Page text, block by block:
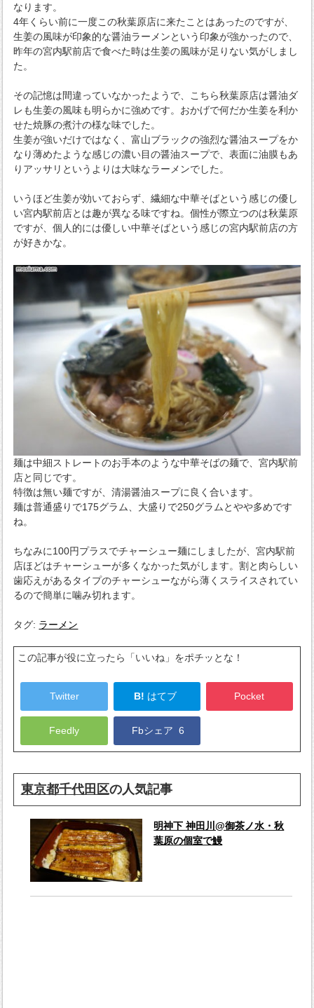
なります。
4年くらい前に一度この秋葉原店に来たことはあったのですが、
生姜の風味が印象的な醤油ラーメンという印象が強かったので、
昨年の宮内駅前店で食べた時は生姜の風味が足りない気がしまし
た。
その記憶は間違っていなかったようで、こちら秋葉原店は醤油ダ
レも生姜の風味も明らかに強めです。おかげで何だか生姜を利か
せた焼豚の煮汁の様な味でした。
生姜が強いだけではなく、富山ブラックの強烈な醤油スープをか
なり薄めたような感じの濃い目の醤油スープで、表面に油膜もあ
りアッサリというよりは大味なラーメンでした。
いうほど生姜が効いておらず、繊細な中華そばという感じの優し
い宮内駅前店とは趣が異なる味ですね。個性が際立つのは秋葉原
ですが、個人的には優しい中華そばという感じの宮内駅前店の方
が好きかな。
麺は中細ストレートのお手本のような中華そばの麺で、宮内駅前
店と同じです。
特徴は無い麺ですが、清湯醤油スープに良く合います。
麺は普通盛りで175グラム、大盛りで250グラムとやや多めです
ね。
ちなみに100円プラスでチャーシュー麺にしましたが、宮内駅前
店ほどはチャーシューが多くなかった気がします。割と肉らしい
歯応えがあるタイプのチャーシューながら薄くスライスされてい
るので簡単に噛み切れます。
タグ: ラーメン
この記事が役に立ったら「いいね」をポチッとな！
Twitter B! はてブ Pocket
Feedly Fbシェア6
東京都千代田区の人気記事
明神下 神田川@御茶ノ水・秋
葉原の個室で鰻